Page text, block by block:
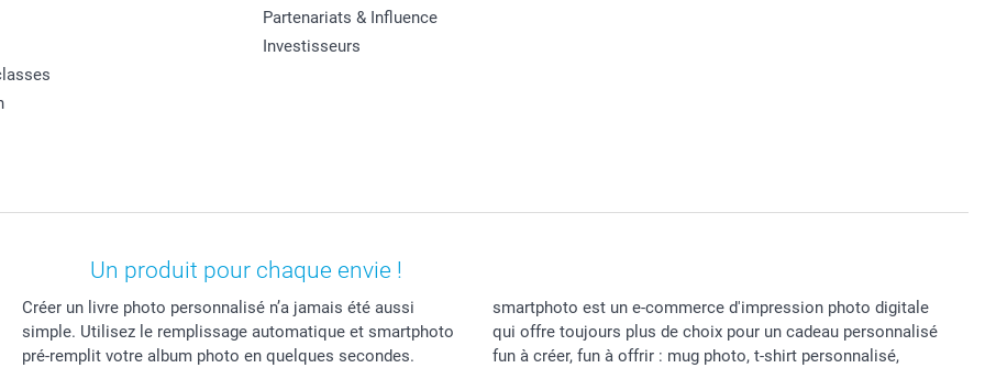
Partenariats & Influence
Investisseurs
Un produit pour chaque envie !
Créer un livre photo personnalisé n’a jamais été aussi
simple. Utilisez le remplissage automatique et smartphoto
pré-remplit votre album photo en quelques secondes.
smartphoto est un e-commerce d'impression photo digitale
qui offre toujours plus de choix pour un cadeau personnalisé
fun à créer, fun à offrir : mug photo, t-shirt personnalisé,